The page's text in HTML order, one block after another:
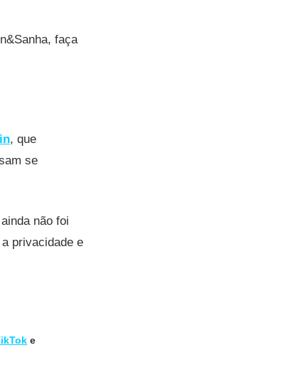
faça
, que
se
não foi
privacidade e
e